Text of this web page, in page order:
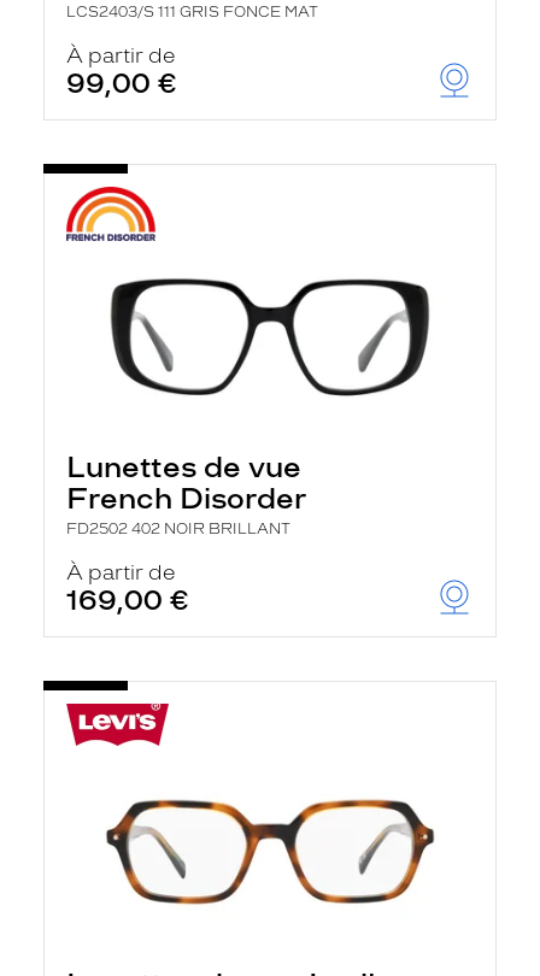
LCS2403/S 111 GRIS FONCE MAT
À partir de
99,00 €
Lunettes de vue
French Disorder
FD2502 402 NOIR BRILLANT
À partir de
169,00 €